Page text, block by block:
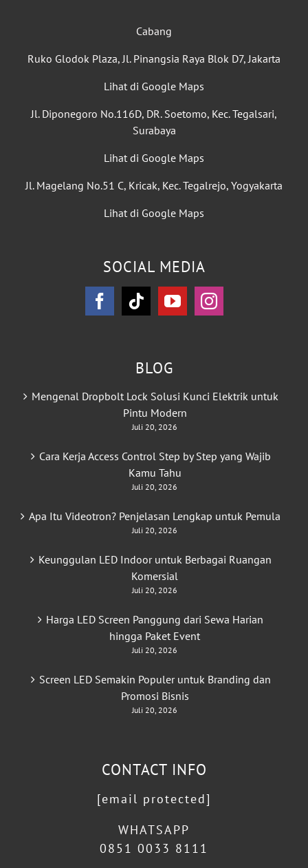
Cabang
Ruko Glodok Plaza, Jl. Pinangsia Raya Blok D7, Jakarta
Lihat di Google Maps
Jl. Diponegoro No.116D, DR. Soetomo, Kec. Tegalsari,
Surabaya
Lihat di Google Maps
Jl. Magelang No.51 C, Kricak, Kec. Tegalrejo, Yogyakarta
Lihat di Google Maps
SOCIAL MEDIA
BLOG
Mengenal Dropbolt Lock Solusi Kunci Elektrik untuk
Pintu Modern
Juli 20, 2026
Cara Kerja Access Control Step by Step yang Wajib
Kamu Tahu
Juli 20, 2026
Apa Itu Videotron? Penjelasan Lengkap untuk Pemula
Juli 20, 2026
Keunggulan LED Indoor untuk Berbagai Ruangan
Komersial
Juli 20, 2026
Harga LED Screen Panggung dari Sewa Harian
hingga Paket Event
Juli 20, 2026
Screen LED Semakin Populer untuk Branding dan
Promosi Bisnis
Juli 20, 2026
CONTACT INFO
[email protected]
WHATSAPP
0851 0033 8111